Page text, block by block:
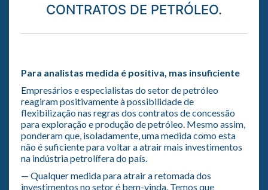
CONTRATOS DE PETRÓLEO.
Para analistas medida é positiva, mas insuficiente
Empresários e especialistas do setor de petróleo
reagiram positivamente à possibilidade de
flexibilização nas regras dos contratos de concessão
para exploração e produção de petróleo. Mesmo assim,
ponderam que, isoladamente, uma medida como esta
não é suficiente para voltar a atrair mais investimentos
na indústria petrolífera do país.
— Qualquer medida para atrair a retomada dos
investimentos no setor é bem-vinda. Temos que